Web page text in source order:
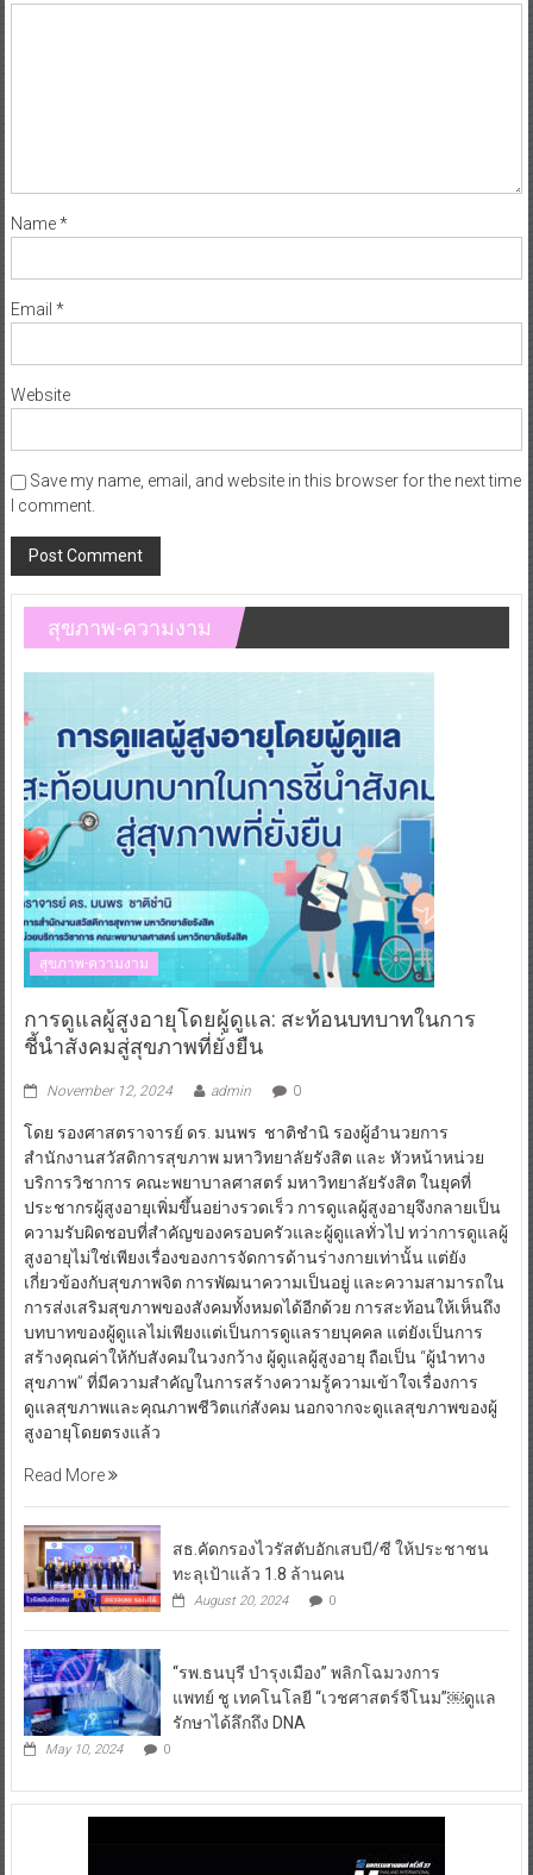
Name*
Email *
Website
Save my name, email, and website in this browser for the next time
I comment.
สุขภาพ-ความงาม
สุขภาพ-ความงาม
การดูแลผู้สูงอายุโดยผู้ดูแล: สะท้อนบทบาทในการ
ชี้นำสังคมสู่สุขภาพที่ยั่งยืน
November 12, 2024 admin 0
โดย รองศาสตราจารย์ ดร. มนพร ชาติชำนิ รองผู้อำนวยการ
สำนักงานสวัสดิการสุขภาพ มหาวิทยาลัยรังสิต และ หัวหน้าหน่วย
บริการวิชาการ คณะพยาบาลศาสตร์ มหาวิทยาลัยรังสิต ในยุคที่
ประชากรผู้สูงอายุเพิ่มขึ้นอย่างรวดเร็ว การดูแลผู้สูงอายุจึงกลายเป็น
ความรับผิดชอบที่สำคัญของครอบครัวและผู้ดูแลทั่วไป ทว่าการดูแลผู้
สูงอายุไม่ใช่เพียงเรื่องของการจัดการด้านร่างกายเท่านั้น แต่ยัง
เกี่ยวข้องกับสุขภาพจิต การพัฒนาความเป็นอยู่ และความสามารถใน
การส่งเสริมสุขภาพของสังคมทั้งหมดได้อีกด้วย การสะท้อนให้เห็นถึง
บทบาทของผู้ดูแลไม่เพียงแต่เป็นการดูแลรายบุคคล แต่ยังเป็นการ
สร้างคุณค่าให้กับสังคมในวงกว้าง ผู้ดูแลผู้สูงอายุ ถือเป็น “ผู้นำทาง
สุขภาพ” ที่มีความสำคัญในการสร้างความรู้ความเข้าใจเรื่องการ
ดูแลสุขภาพและคุณภาพชีวิตแก่สังคม นอกจากจะดูแลสุขภาพของผู้
สูงอายุโดยตรงแล้ว
Read More
สธ.คัดกรองไวรัสตับอักเสบบี/ซี ให้ประชาชน
ทะลุเป้าแล้ว 1.8 ล้านคน
August 20, 2024 0
“รพ.ธนบุรี บำรุงเมือง” พลิกโฉมวงการ
แพทย์ ชู เทคโนโลยี “เวชศาสตร์จีโนม”￼ดูแล
รักษาได้ลึกถึง DNA
May 10, 2024 0